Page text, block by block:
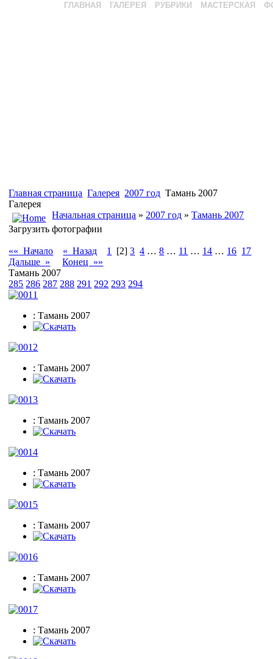
ГЛАВНАЯ ГАЛЕРЕЯ РУБРИКИ МАСТЕРСКАЯ
Главная страница Галерея 2007 год Тамань 2007
Галерея
Начальная страница » 2007 год »Тамань 2007
Загрузить фотографии
«« Начало « Назад 1 [2] 3 4 …8 … 11 … 14 … 16 17
Дальше »
Конец »»
Тамань 2007
285 286 287 288 291 292 293 294
: Тамань 2007
: Тамань 2007
: Тамань 2007
: Тамань 2007
: Тамань 2007
: Тамань 2007
: Тамань 2007